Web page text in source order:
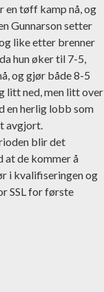
en tøff kamp nå, og
Gunnarson setter
like etter brenner
hun øker til 7-5,
og gjør både 8-5
litt ned, men litt over
en herlig lobb som
avgjort.
blir det
at de kommer å
i kvalifiseringen og
SSL for første